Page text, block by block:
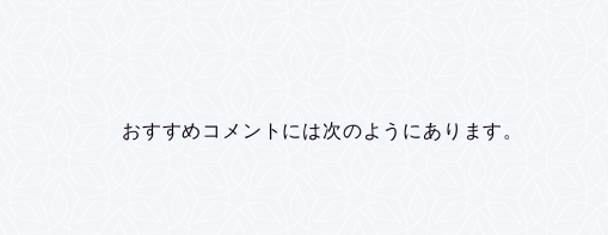
おすすめコメントには次のようにあります。